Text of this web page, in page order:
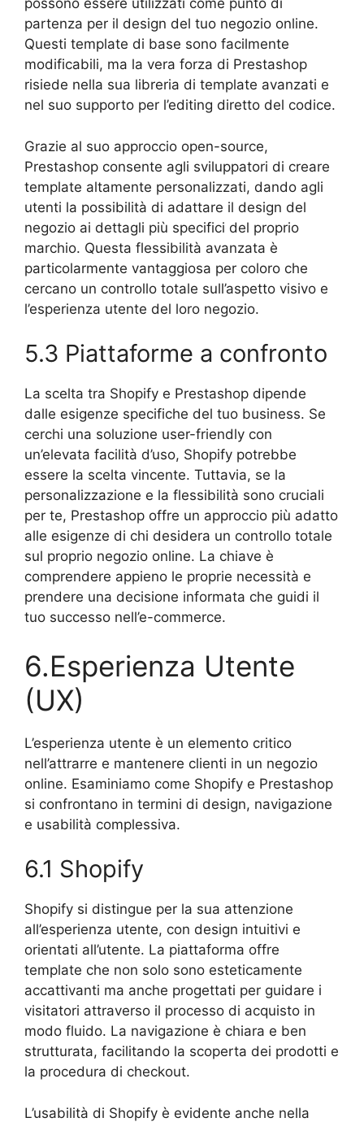
possono essere utilizzati come punto di
partenza per il design del tuo negozio online.
Questi template di base sono facilmente
modificabili, ma la vera forza di Prestashop
risiede nella sua libreria di template avanzati e
nel suo supporto per l’editing diretto del codice.
Grazie al suo approccio open-source,
Prestashop consente agli sviluppatori di creare
template altamente personalizzati, dando agli
utenti la possibilità di adattare il design del
negozio ai dettagli più specifici del proprio
marchio. Questa flessibilità avanzata è
particolarmente vantaggiosa per coloro che
cercano un controllo totale sull’aspetto visivo e
l’esperienza utente del loro negozio.
5.3 Piattaforme a confronto
La scelta tra Shopify e Prestashop dipende
dalle esigenze specifiche del tuo business. Se
cerchi una soluzione user-friendly con
un’elevata facilità d’uso, Shopify potrebbe
essere la scelta vincente. Tuttavia, se la
personalizzazione e la flessibilità sono cruciali
per te, Prestashop offre un approccio più adatto
alle esigenze di chi desidera un controllo totale
sul proprio negozio online. La chiave è
comprendere appieno le proprie necessità e
prendere una decisione informata che guidi il
tuo successo nell’e-commerce.
6.Esperienza Utente
(UX)
L’esperienza utente è un elemento critico
nell’attrarre e mantenere clienti in un negozio
online. Esaminiamo come Shopify e Prestashop
si confrontano in termini di design, navigazione
e usabilità complessiva.
6.1 Shopify
Shopify si distingue per la sua attenzione
all’esperienza utente, con design intuitivi e
orientati all’utente. La piattaforma offre
template che non solo sono esteticamente
accattivanti ma anche progettati per guidare i
visitatori attraverso il processo di acquisto in
modo fluido. La navigazione è chiara e ben
strutturata, facilitando la scoperta dei prodotti e
la procedura di checkout.
L’usabilità di Shopify è evidente anche nella